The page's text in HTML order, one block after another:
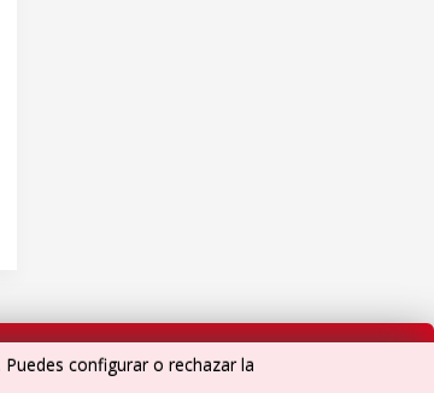
configurar o rechazar la